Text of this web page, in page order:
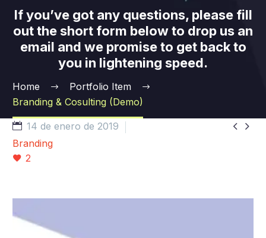
If you’ve got any questions, please fill
out the short form below to drop us an
email and we promise to get back to
you in lightening speed.
Home
Portfolio Item
Branding & Cosulting (Demo)
 
14 de enero de 2019
Branding
2